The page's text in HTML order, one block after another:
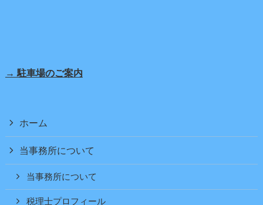
→ 駐車場のご案内
ホーム
当事務所について
当事務所について
税理士プロフィール